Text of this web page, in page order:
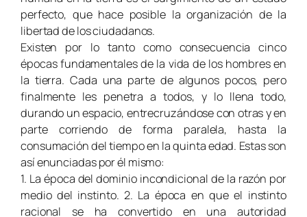
perfecto, que hace posible la organización de la
libertad de los ciudadanos.
Existen por lo tanto como consecuencia cinco
épocas fundamentales de la vida de los hombres en
la tierra. Cada una parte de algunos pocos, pero
finalmente les penetra a todos, y lo llena todo,
durando un espacio, entrecruzándose con otras y en
parte corriendo de forma paralela, hasta la
consumación del tiempo en la quinta edad. Estas son
así enunciadas por él mismo:
1. La época del dominio incondicional de la razón por
medio del instinto. 2. La época en que el instinto
racional se ha convertido en una autoridad